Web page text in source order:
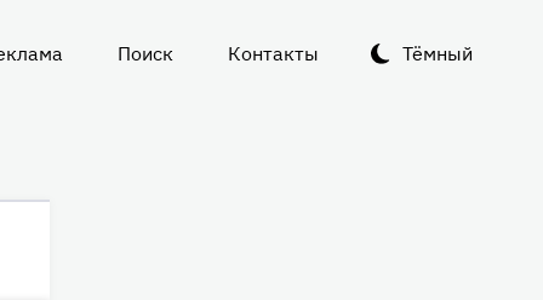
Тёмный
Поиск Контакты